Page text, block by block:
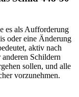
es als Aufforderung
oder eine Änderung
aktiv nach
Schildern
sollen, und alle
vorzunehmen.